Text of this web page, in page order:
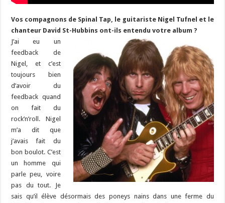
Vos compagnons de Spinal Tap, le guitariste Nigel Tufnel et le
chanteur David St-Hubbins ont-ils entendu votre album ?
J’ai eu un
feedback de
Nigel, et c’est
toujours bien
d’avoir du
feedback quand
on fait du
rock’n’roll. Nigel
m’a dit que
j’avais fait du
bon boulot. C’est
un homme qui
parle peu, voire
pas du tout. Je
sais qu’il élève désormais des poneys nains dans une ferme du